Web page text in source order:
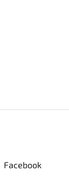
Facebook